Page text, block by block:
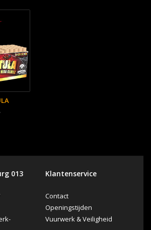
013 Klantenservice
Contact
Openingstijden
Vuurwerk & Veiligheid